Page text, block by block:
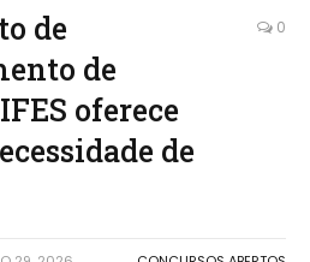
de
de
oferece
de
0